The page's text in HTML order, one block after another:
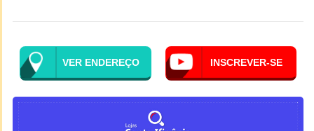
VER ENDEREÇO INSCREVER-SE